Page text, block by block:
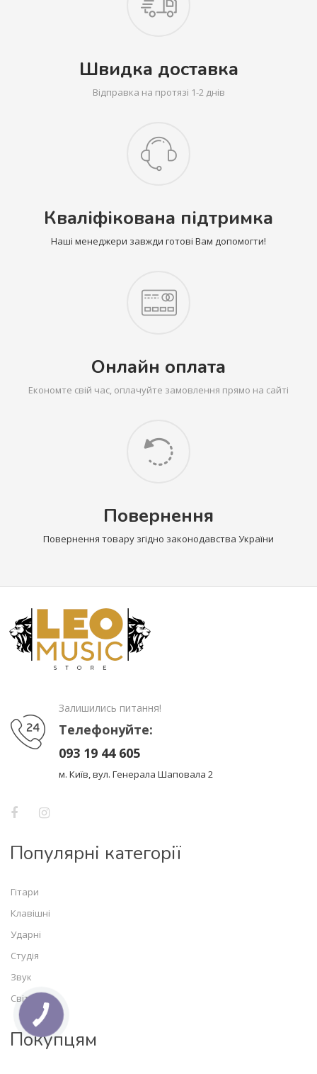
Швидка доставка
Відправка на протязі 1-2 днів
Кваліфікована підтримка
Наші менеджери завжди готові Вам допомогти!
Онлайн оплата
Економте свій час, оплачуйте замовлення прямо на сайті
Повернення
Повернення товару згідно законодавства України
Залишились питання!
Телефонуйте:
093 19 44 605
м. Київ, вул. Генерала Шаповала 2
Популярні категорії
Гітари
Клавішні
Ударні
Студія
Звук
Світло
Покупцям